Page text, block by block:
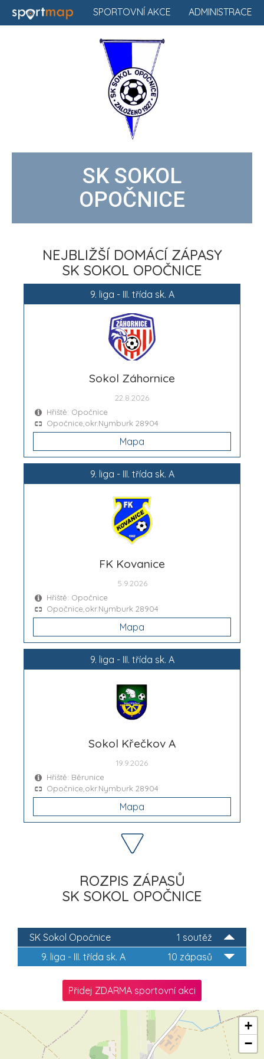
ADMINISTRACE
SPORTOVNÍ AKCE
SK SOKOL
OPOČNICE
NEJBLIŽŠÍ DOMÁCÍ ZÁPASY
SK SOKOL OPOČNICE
9. liga - III. třída sk. A
Sokol Záhornice
22.8.2026
Hřiště: Opočnice
Opočnice,okr.Nymburk 28904
Mapa
9. liga - III. třída sk. A
FK Kovanice
5.9.2026
Hřiště: Opočnice
Opočnice,okr.Nymburk 28904
Mapa
9. liga - III. třída sk. A
Sokol Křečkov A
19.9.2026
Hřiště: Běrunice
Opočnice,okr.Nymburk 28904
Mapa
ROZPIS ZÁPASŮ
SK SOKOL OPOČNICE
1 soutěž
SK Sokol Opočnice
10 zápasů
9. liga - III. třída sk. A
Přidej ZDARMA sportovní akci
+
−